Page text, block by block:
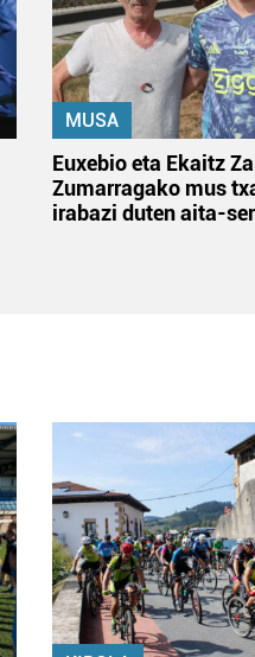
MUSA
Euxebio eta Ekaitz
Zumarragako mus
irabazi duten aita-